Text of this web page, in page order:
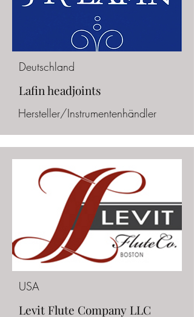
Deutschland
Lafin headjoints
Hersteller/Instrumentenhändler
USA
Levit Flute Company LLC